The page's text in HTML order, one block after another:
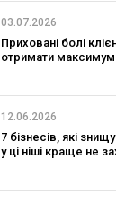
03.07.2026
Приховані болі
отримати
12.06.2026
7 бізнесів, які
у ці ніші краще не